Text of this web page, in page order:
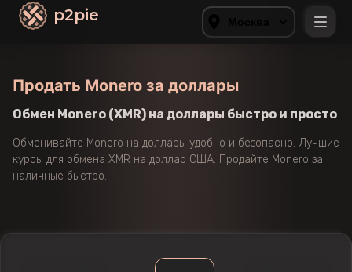
p2pie
Продать Monero за доллары
Обмен Monero (XMR) на доллары быстро и просто
Обменивайте Monero на доллары удобно и безопасно. Лучшие
курсы для обмена XMR на доллар США. Продайте Monero за
наличные быстро.